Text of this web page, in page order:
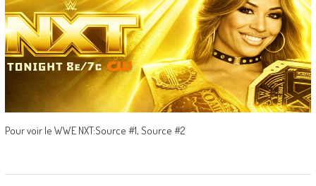
Pour voir le WWE NXT:Source #1, Source #2